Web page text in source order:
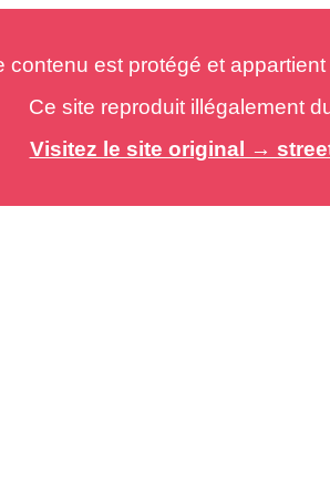
est protégé et appartient
Ce site reproduit illégalement
Visitez le site original →